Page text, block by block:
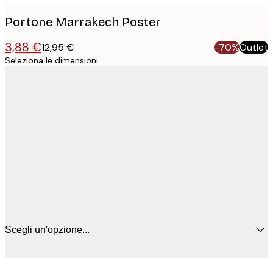
Portone Marrakech Poster
3,88 €12,95 € -70%Outlet
Seleziona le dimensioni
Scegli un'opzione...